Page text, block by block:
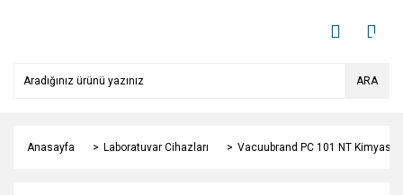
ARA
Anasayfa Laboratuvar Cihazları Vacuubrand PC 101 NT